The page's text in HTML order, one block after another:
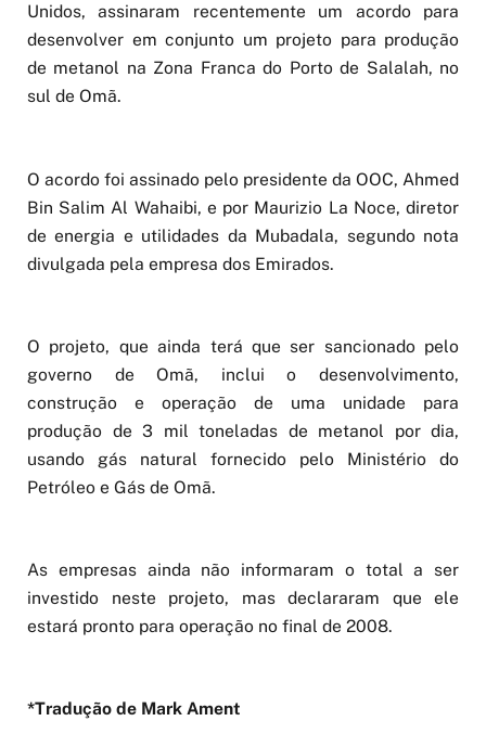
Unidos, assinaram recentemente um acordo para
desenvolver em conjunto um projeto para produção
de metanol na Zona Franca do Porto de Salalah, no
sul de Omã.
O acordo foi assinado pelo presidente da OOC, Ahmed
Bin Salim Al Wahaibi, e por Maurizio La Noce, diretor
de energia e utilidades da Mubadala, segundo nota
divulgada pela empresa dos Emirados.
O projeto, que ainda terá que ser sancionado pelo
governo de Omã, inclui o desenvolvimento,
construção e operação de uma unidade para
produção de 3 mil toneladas de metanol por dia,
usando gás natural fornecido pelo Ministério do
Petróleo e Gás de Omã.
As empresas ainda não informaram o total a ser
investido neste projeto, mas declararam que ele
estará pronto para operação no final de 2008.
*Tradução de Mark Ament